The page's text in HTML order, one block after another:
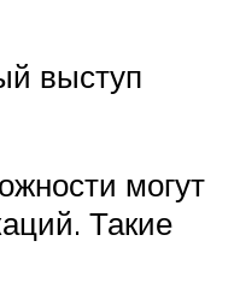
выступ
могут
Такие